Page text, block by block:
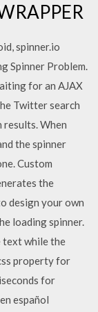
spinner.io
Spinner Problem.
for an AJAX
Twitter search
results. When
the spinner
Custom
the
design your own
loading spinner.
text while the
property for
for
español